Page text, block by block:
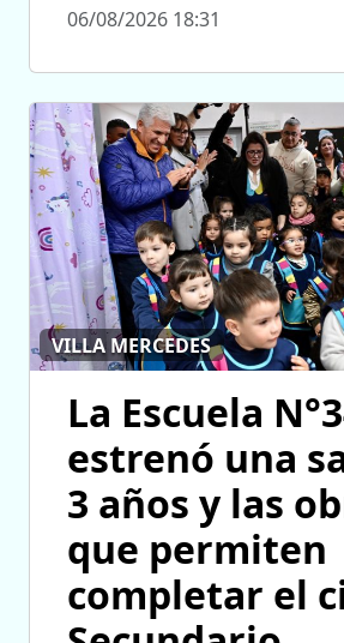
06/08/2026 18:31
VILLA MERCEDES
La Escuela
estrenó una
3 años y las
que permiten
completar el